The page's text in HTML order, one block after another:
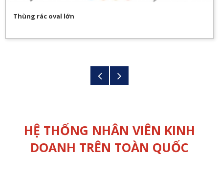
Thùng rác oval lớn
HỆ THỐNG NHÂN VIÊN KINH
DOANH TRÊN TOÀN QUỐC